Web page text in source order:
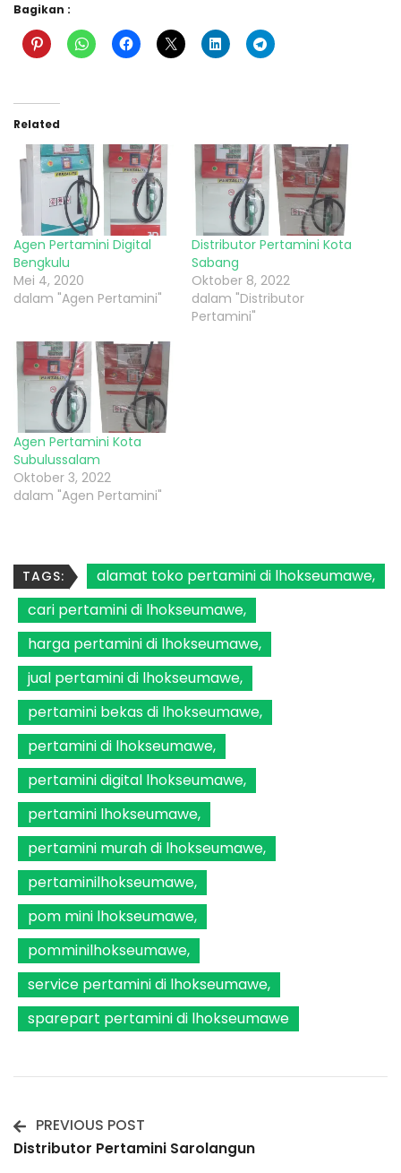
Bagikan :
Related
Agen Pertamini Digital
Bengkulu
Mei 4, 2020
dalam "Agen Pertamini"
Distributor Pertamini Kota
Sabang
Oktober 8, 2022
dalam "Distributor
Pertamini"
Agen Pertamini Kota
Subulussalam
Oktober 3, 2022
dalam "Agen Pertamini"
TAGS:
alamat toko pertamini di lhokseumawe
cari pertamini di lhokseumawe
harga pertamini di lhokseumawe
jual pertamini di lhokseumawe
pertamini bekas di lhokseumawe
pertamini di lhokseumawe
pertamini digital lhokseumawe
pertamini lhokseumawe
pertamini murah di lhokseumawe
pertaminilhokseumawe
pom mini lhokseumawe
pomminilhokseumawe
service pertamini di lhokseumawe
sparepart pertamini di lhokseumawe
Post
PREVIOUS POST
Distributor Pertamini Sarolangun